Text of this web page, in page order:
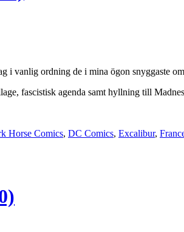
i vanlig ordning de i mina ögon snyggaste
fascistisk agenda samt hyllning till
Horse Comics, DC Comics, Excalibur,